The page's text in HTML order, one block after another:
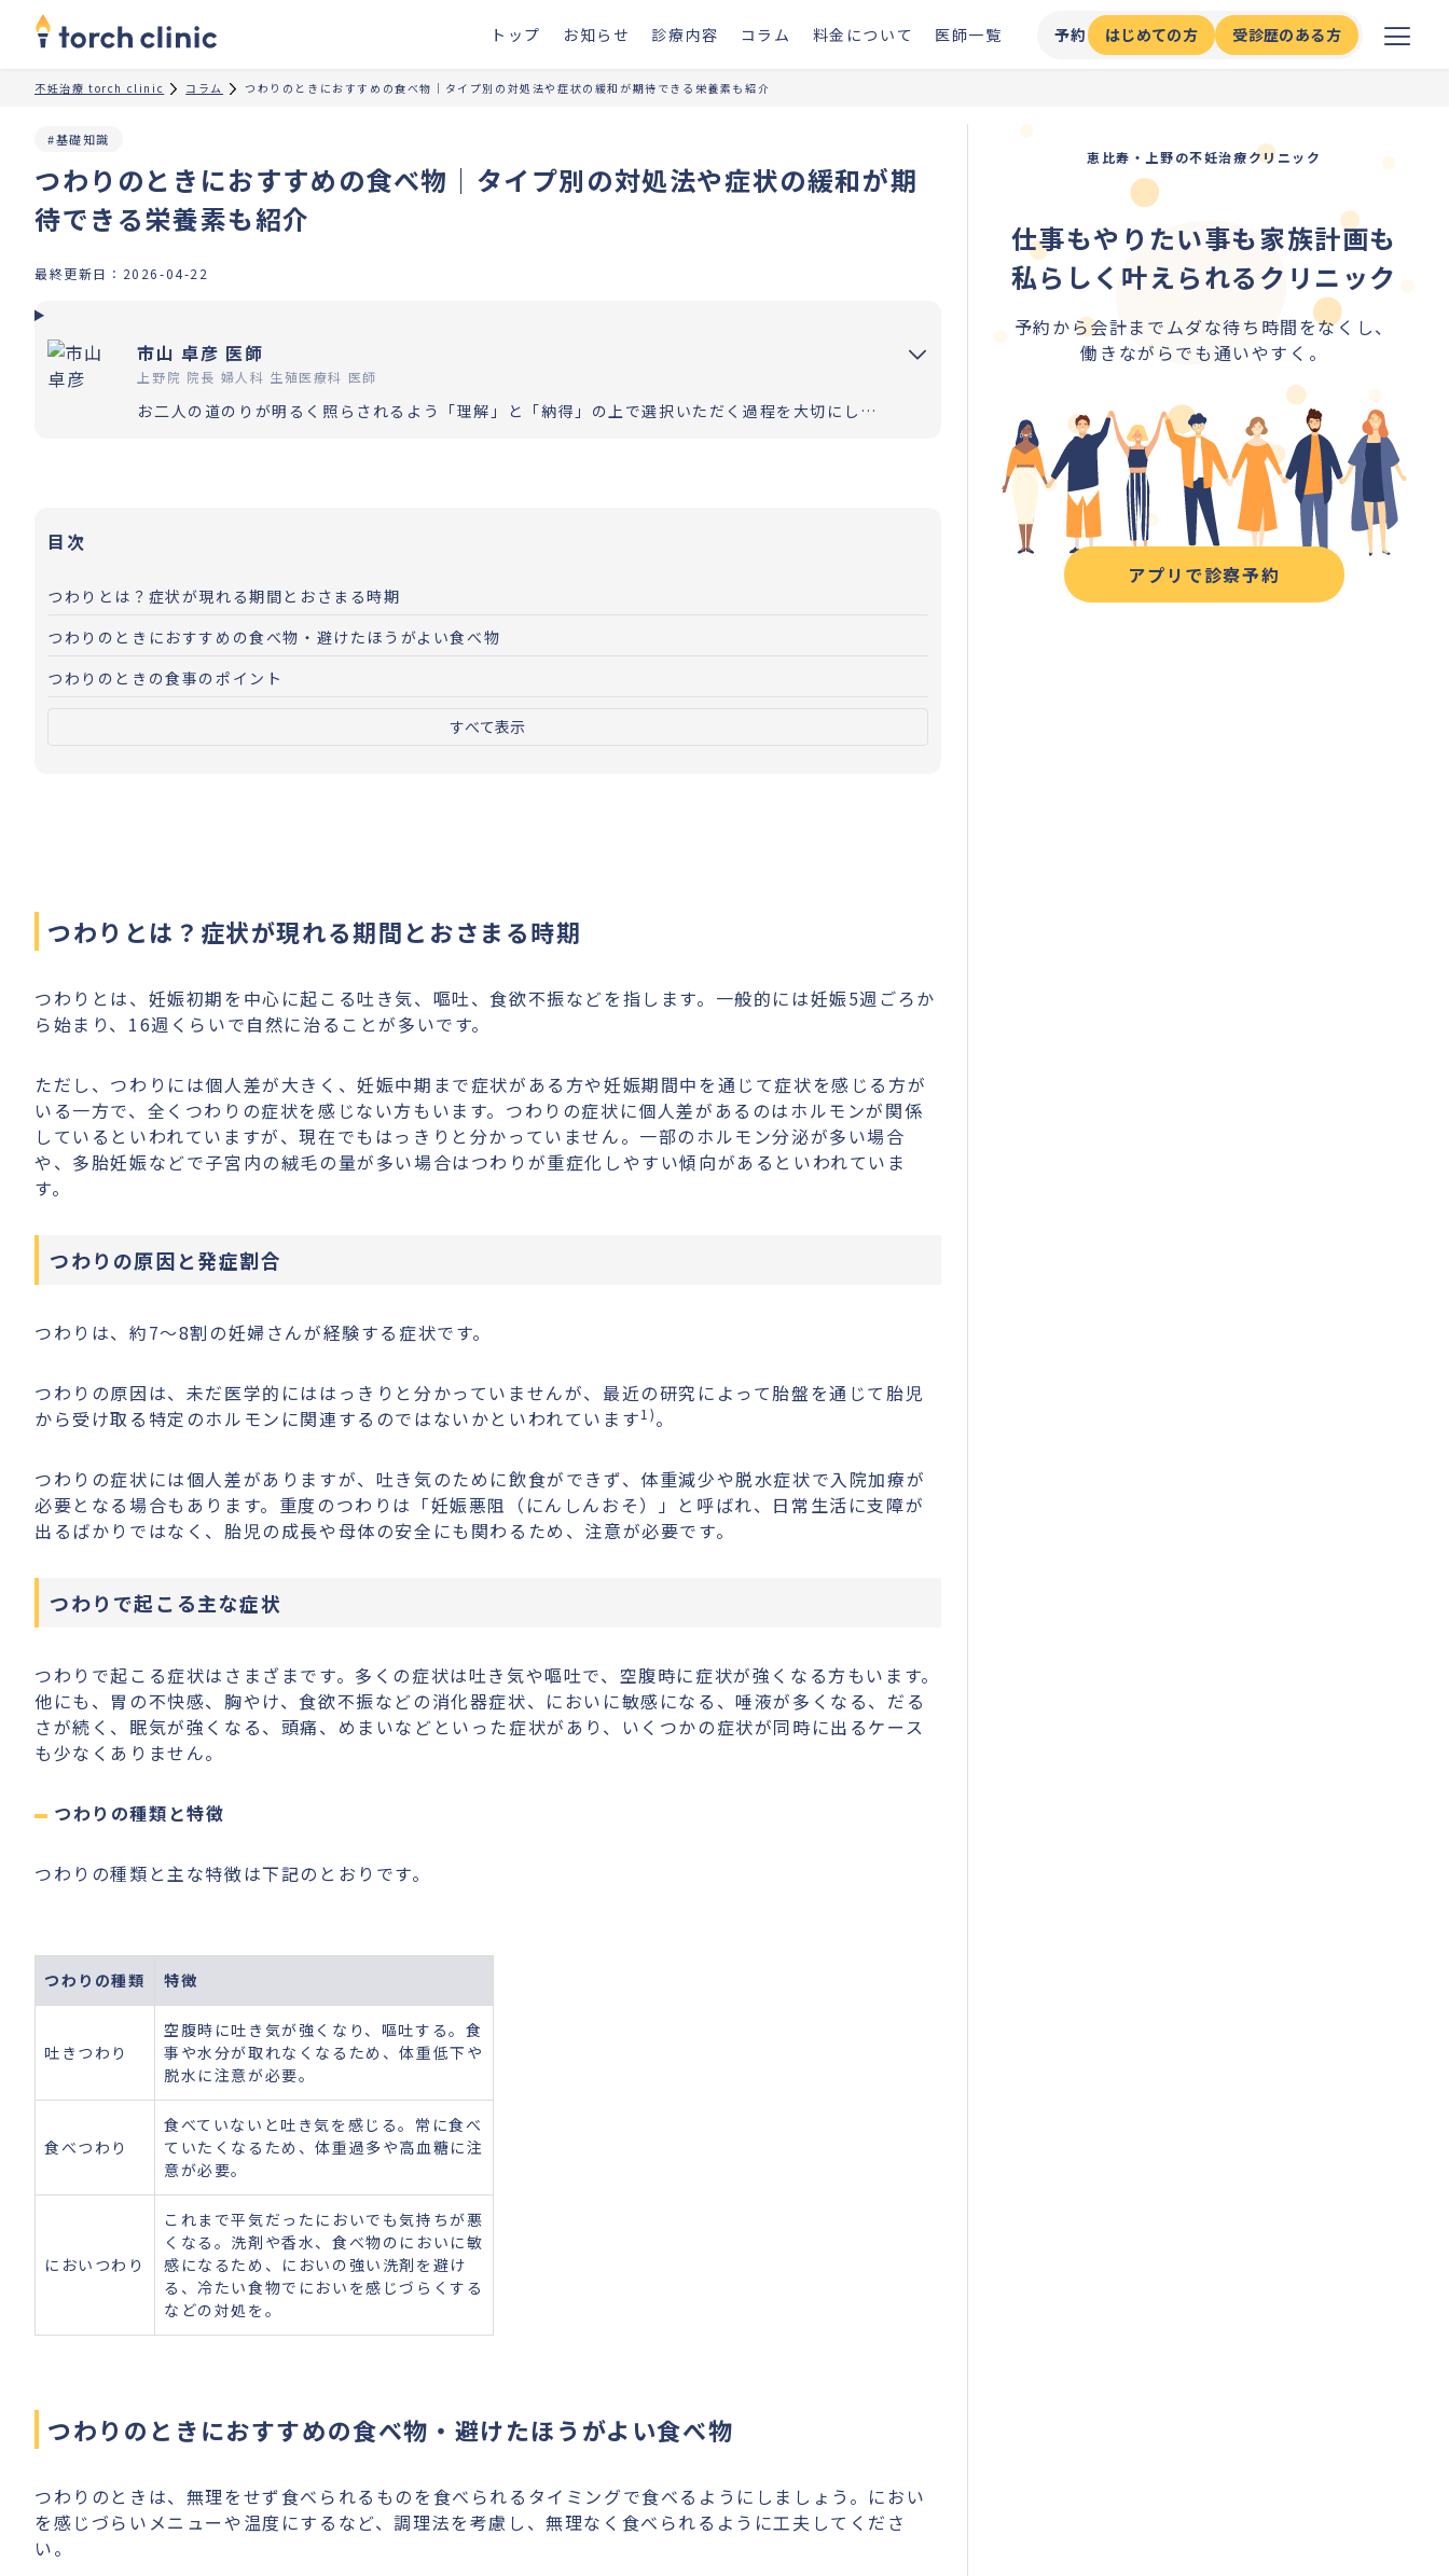
トップ お知らせ 診療内容 コラム 料金について 医師一覧 予約 はじめての方 受診歴のある方
不妊治療 torch clinic コラム つわりのときにおすすめの食べ物｜タイプ別の対処法や症状の緩和が期待できる栄養素も紹介
つわりのときにおすすめの食べ物｜タイプ別の対処法や症状の緩和が期
待できる栄養素も紹介
#基礎知識
最終更新日： 2026-04-22
市山 卓彦 医師
上野院 院長 婦人科 生殖医療科 医師
お二人の道のりが明るく照らされるよう「理解」と「納得」の上で選択いただく過程を大切にしています。エビデンスに基づいた高水準の医療提供により「幸せな家族計画の実現」をお手伝いさせていただきます。
目次
つわりとは？症状が現れる期間とおさまる時期
つわりのときにおすすめの食べ物・避けたほうがよい食べ物
つわりのときの食事のポイント
すべて表示
つわりとは？症状が現れる期間とおさまる時期
つわりとは、妊娠初期を中心に起こる吐き気、嘔吐、食欲不振などを指します。一般的には妊娠5週ごろか
ら始まり、16週くらいで自然に治ることが多いです。
ただし、つわりには個人差が大きく、妊娠中期まで症状がある方や妊娠期間中を通じて症状を感じる方が
いる一方で、全くつわりの症状を感じない方もいます。つわりの症状に個人差があるのはホルモンが関係
しているといわれていますが、現在でもはっきりと分かっていません。一部のホルモン分泌が多い場合
や、多胎妊娠などで子宮内の絨毛の量が多い場合はつわりが重症化しやすい傾向があるといわれていま
す。
つわりの原因と発症割合
つわりは、約7〜8割の妊婦さんが経験する症状です。
つわりの原因は、未だ医学的にははっきりと分かっていませんが、最近の研究によって胎盤を通じて胎児
から受け取る特定のホルモンに関連するのではないかといわれています1)。
つわりの症状には個人差がありますが、吐き気のために飲食ができず、体重減少や脱水症状で入院加療が
必要となる場合もあります。重度のつわりは「妊娠悪阻（にんしんおそ）」と呼ばれ、日常生活に支障が
出るばかりではなく、胎児の成長や母体の安全にも関わるため、注意が必要です。
つわりで起こる主な症状
つわりで起こる症状はさまざまです。多くの症状は吐き気や嘔吐で、空腹時に症状が強くなる方もいます。
他にも、胃の不快感、胸やけ、食欲不振などの消化器症状、においに敏感になる、唾液が多くなる、だる
さが続く、眠気が強くなる、頭痛、めまいなどといった症状があり、いくつかの症状が同時に出るケース
も少なくありません。
つわりの種類と特徴
つわりの種類と主な特徴は下記のとおりです。
つわりの種類 特徴
吐きつわり
空腹時に吐き気が強くなり、嘔吐する。食
事や水分が取れなくなるため、体重低下や
脱水に注意が必要。
食べつわり
食べていないと吐き気を感じる。常に食べ
ていたくなるため、体重過多や高血糖に注
意が必要。
においつわり
これまで平気だったにおいでも気持ちが悪
くなる。洗剤や香水、食べ物のにおいに敏
感になるため、においの強い洗剤を避け
る、冷たい食物でにおいを感じづらくする
などの対処を。
つわりのときにおすすめの食べ物・避けたほうがよい食べ物
つわりのときは、無理をせず食べられるものを食べられるタイミングで食べるようにしましょう。におい
を感じづらいメニューや温度にするなど、調理法を考慮し、無理なく食べられるように工夫してくださ
い。
恵比寿・上野の不妊治療クリニック
仕事もやりたい事も家族計画も
私らしく叶えられるクリニック
予約から会計までムダな待ち時間をなくし、
働きながらでも通いやすく。
アプリで診察予約